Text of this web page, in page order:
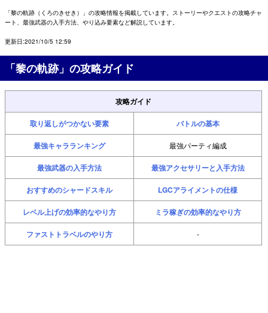
「黎の軌跡（くろのきせき）」の攻略情報を掲載しています。ストーリーやクエストの攻略チャ
ート、最強武器の入手方法、やり込み要素など解説しています。
更新日:2021/10/5 12:59
「黎の軌跡」の攻略ガイド
攻略ガイド
取り返しがつかない要素 バトルの基本
最強キャラランキング 最強パーティ編成
最強武器の入手方法 最強アクセサリーと入手方法
おすすめのシャードスキル LGCアライメントの仕様
レベル上げの効率的なやり方 ミラ稼ぎの効率的なやり方
ファストトラベルのやり方 -